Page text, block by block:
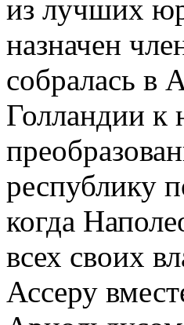
из лучших
назначен
собралась в
Голландии к
республику
когда
всех своих
Ассеру